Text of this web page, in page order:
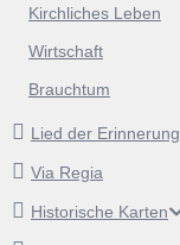
Kirchliches Leben
Wirtschaft
Brauchtum
Lied der Erinnerung
Via Regia
Historische Karten